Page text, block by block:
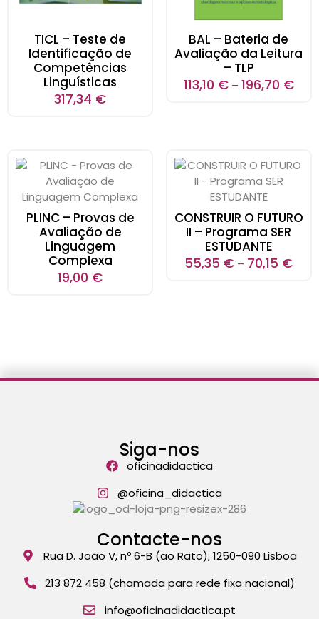
TICL – Teste de
Identificação de
Competências
Linguísticas
317,34 €
BAL – Bateria de
Avaliação da Leitura
– TLP
113,10 € – 196,70 €
PLINC – Provas de
Avaliação de
Linguagem
Complexa
19,00 €
CONSTRUIR O FUTURO
II – Programa SER
ESTUDANTE
55,35 € – 70,15 €
Siga-nos
oficinadidactica
@oficina_didactica
Contacte-nos
Rua D. João V, nº 6-B (ao Rato); 1250-090 Lisboa
213 872 458 (chamada para rede fixa nacional)
info@oficinadidactica.pt